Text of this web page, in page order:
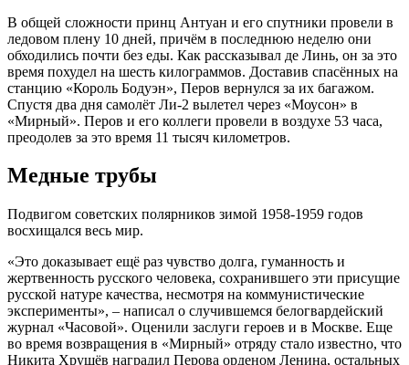
В общей сложности принц Антуан и его спутники провели в
ледовом плену 10 дней, причём в последнюю неделю они
обходились почти без еды. Как рассказывал де Линь, он за это
время похудел на шесть килограммов. Доставив спасённых на
станцию «Король Бодуэн», Перов вернулся за их багажом.
Спустя два дня самолёт Ли-2 вылетел через «Моусон» в
«Мирный». Перов и его коллеги провели в воздухе 53 часа,
преодолев за это время 11 тысяч километров.
Медные трубы
Подвигом советских полярников зимой 1958-1959 годов
восхищался весь мир.
«Это доказывает ещё раз чувство долга, гуманность и
жертвенность русского человека, сохранившего эти присущие
русской натуре качества, несмотря на коммунистические
эксперименты», – написал о случившемся белогвардейский
журнал «Часовой». Оценили заслуги героев и в Москве. Еще
во время возвращения в «Мирный» отряду стало известно, что
Никита Хрущёв наградил Перова орденом Ленина, остальных